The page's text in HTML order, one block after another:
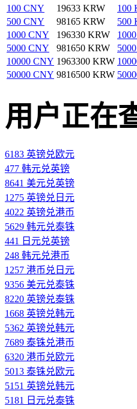
100 CNY
19633 KRW 100
500 CNY
98165 KRW 500
1000 CNY
196330 KRW
5000 CNY
981650 KRW
10000 CNY 1963300 KRW
50000 CNY 9816500 KRW
用户正在
6183 英镑兑欧元
477 韩元兑英镑
8641 美元兑英镑
1275 英镑兑日元
4022 英镑兑港币
5629 韩元兑泰铢
441 日元兑英镑
248 韩元兑港币
1257 港币兑日元
9356 美元兑泰铢
8220 英镑兑泰铢
1668 英镑兑韩元
5362 英镑兑韩元
7689 泰铢兑港币
6320 港币兑欧元
5013 泰铢兑欧元
5151 英镑兑韩元
5181 日元兑泰铢